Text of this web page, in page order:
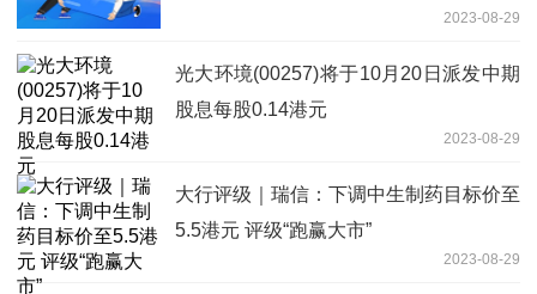
2023-08-29
光大环境(00257)将于10月20日派发中期
股息每股0.14港元
2023-08-29
大行评级｜瑞信：下调中生制药目标价至
5.5港元 评级“跑赢大市”
2023-08-29